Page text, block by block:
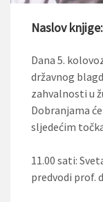
Naslov
Dana 5.
državnog
zahvalnosti u
Dobranjama
sljedećim
11.00 sati:
predvodi prof.